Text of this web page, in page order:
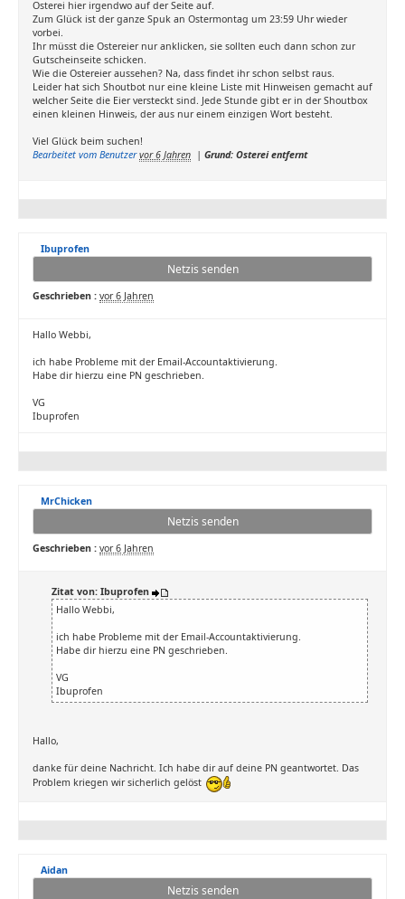
Osterei hier irgendwo auf der Seite auf.
Zum Glück ist der ganze Spuk an Ostermontag um 23:59 Uhr wieder
vorbei.
Ihr müsst die Ostereier nur anklicken, sie sollten euch dann schon zur
Gutscheinseite schicken.
Wie die Ostereier aussehen? Na, dass findet ihr schon selbst raus.
Leider hat sich Shoutbot nur eine kleine Liste mit Hinweisen gemacht auf
welcher Seite die Eier versteckt sind. Jede Stunde gibt er in der Shoutbox
einen kleinen Hinweis, der aus nur einem einzigen Wort besteht.
Viel Glück beim suchen!
Bearbeitet vom Benutzer vor 6 Jahren | Grund: Osterei entfernt
Ibuprofen
Netzis senden
Geschrieben : vor 6 Jahren
Hallo Webbi,
ich habe Probleme mit der Email-Accountaktivierung.
Habe dir hierzu eine PN geschrieben.
VG
Ibuprofen
MrChicken
Netzis senden
Geschrieben : vor 6 Jahren
Zitat von: Ibuprofen
Hallo Webbi,
ich habe Probleme mit der Email-Accountaktivierung.
Habe dir hierzu eine PN geschrieben.
VG
Ibuprofen
Hallo,
danke für deine Nachricht. Ich habe dir auf deine PN geantwortet. Das
Problem kriegen wir sicherlich gelöst
Aidan
Netzis senden